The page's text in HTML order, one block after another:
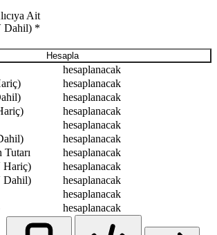
Ait
Dahil) *
Hesapla
hesaplanacak
hesaplanacak
hesaplanacak
hesaplanacak
hesaplanacak
hesaplanacak
hesaplanacak
Hariç)
hesaplanacak
Dahil)
hesaplanacak
hesaplanacak
hesaplanacak